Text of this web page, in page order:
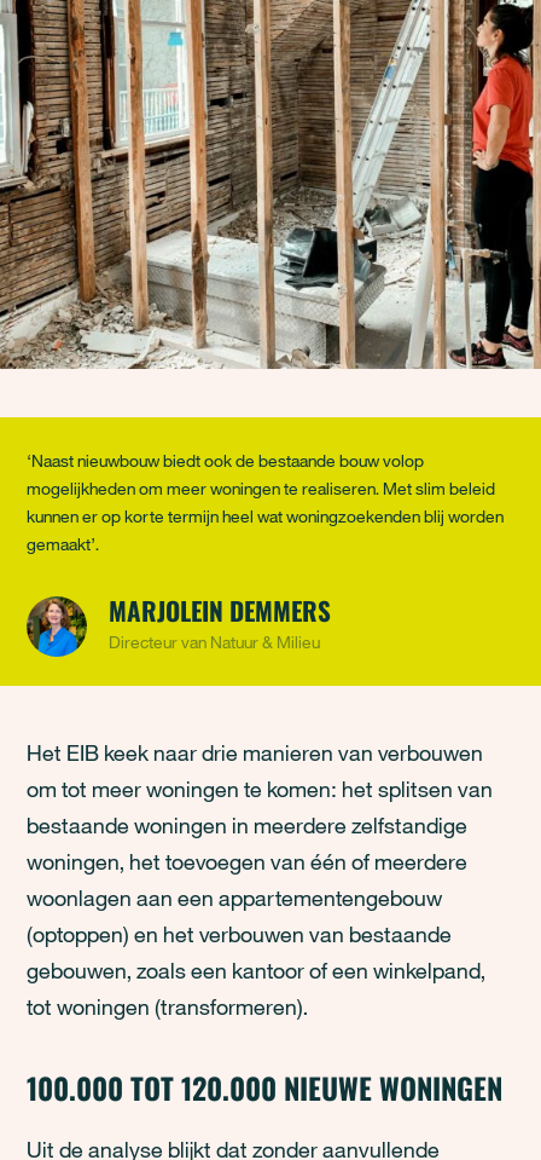
‘Naast nieuwbouw biedt ook de bestaande bouw volop
mogelijkheden om meer woningen te realiseren. Met slim beleid
kunnen er op korte termijn heel wat woningzoekenden blij worden
gemaakt’.
MARJOLEIN DEMMERS
Directeur van Natuur & Milieu
Het EIB keek naar drie manieren van verbouwen
om tot meer woningen te komen: het splitsen van
bestaande woningen in meerdere zelfstandige
woningen, het toevoegen van één of meerdere
woonlagen aan een appartementengebouw
(optoppen) en het verbouwen van bestaande
gebouwen, zoals een kantoor of een winkelpand,
tot woningen (transformeren).
100.000 TOT 120.000 NIEUWE WONINGEN
Uit de analyse blijkt dat zonder aanvullende